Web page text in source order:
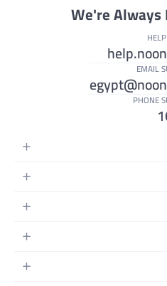
We're Always
EMAIL
PHONE